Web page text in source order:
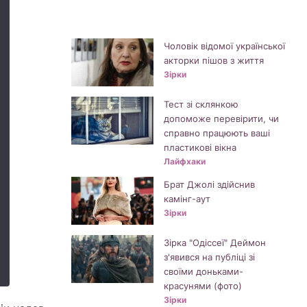
Чоловік відомої української
акторки пішов з життя
Зірки
Тест зі склянкою
допоможе перевірити, чи
справно працюють ваші
пластикові вікна
Лайфхаки
Брат Джолі здійснив
камінг-аут
Зірки
Зірка "Одіссеї" Деймон
з'явився на публіці зі
своїми доньками-
красунями (фото)
Зірки